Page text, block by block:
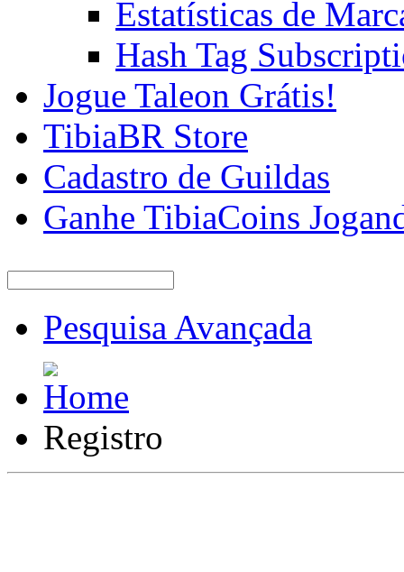
Estatísticas de
Hash Tag
Jogue Taleon Grátis!
TibiaBR Store
Cadastro de Guildas
Ganhe TibiaCoins
Pesquisa Avançada
Registro